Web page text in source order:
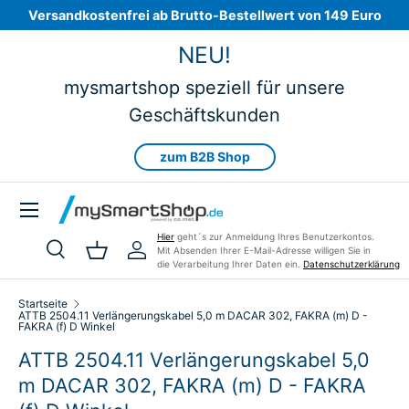
Direkt zum Inhalt
Versandkostenfrei ab Brutto-Bestellwert von 149 Euro
NEU!
mysmartshop speziell für unsere
Geschäftskunden
zum B2B Shop
Suchen
Art
SucheEinkaufskorb
Einloggen
Hier geht´s zur Anmeldung Ihres Benutzerkontos.
Mit Absenden Ihrer E-Mail-Adresse willigen Sie in
die Verarbeitung Ihrer Daten ein. Datenschutzerklärung
Menü
Startseite
ATTB 2504.11 Verlängerungskabel 5,0 m DACAR 302, FAKRA (m) D -
FAKRA (f) D Winkel
ATTB 2504.11 Verlängerungskabel 5,0
m DACAR 302, FAKRA (m) D - FAKRA